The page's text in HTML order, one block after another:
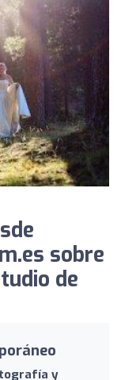
sobre
de
y